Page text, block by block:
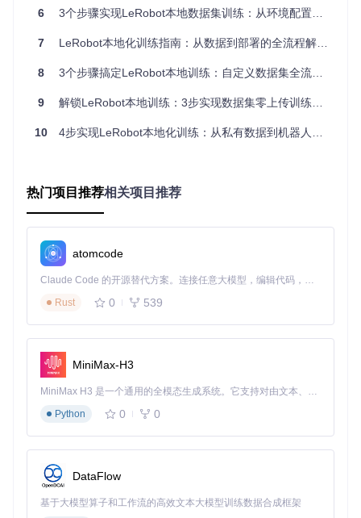
度
性
性
景
理
中 低 高
试
配置扩展 中 中 中
长期使
深度定
择。
三、实施步骤：从环境准备到模型训练
3.1 环境与数据准备
前置条件 ：
已克隆LeRobot仓库：git clone https://gitcode.co
episodes/
observations/
关键检查
：确保本地数据集路径无中文及特殊字符，权限设
3.2 源码修改实施
定位核心文件src/lerobot/datasets/factory.py
件负责数据集的加载逻辑。在LeRobotDataset初始化部分
（约88行）添加本地路径参数：
6 3个步骤实现LeRobot本地数据集训练：从环境配置到模型部署
7 LeRobot本地化训练指南：从数据到部署的全流程解决方案
8 3个步骤搞定LeRobot本地训练：自定义数据集全流程指南
9 解锁LeRobot本地训练：3步实现数据集零上传训练方案
10 4步实现LeRobot本地化训练：从私有数据到机器人控制的全流程方案
热门项目推荐相关项目推荐
atomcode
Claude Code 的开源替代方案。连接任意大模型，编辑代码，运行命令，自动验证 — 全自动执行。用 Rust 构建，极致性能。 ｜ An open-source alternative to Claude Code. Connect any LLM, edit code, run commands, and verify changes — autonomously. Built in Rust for speed. Get Started
Rust
0 539
MiniMax-H3
MiniMax H3 是一个通用的全模态生成系统。它支持对由文本、图像、视频和音频组成的多模态上下文进行统一理解，并能生成分辨率高达 2K、时长可达 15 秒的带原生立体声音频的视频。得益于面向任务泛化的系统设计，H3 在预训练阶段就已具备广泛的多模态上下文理解与生成能力，能够出色地执行复杂的多模态指令。
Python
0 0
DataFlow
基于大模型算子和工作流的高效文本大模型训练数据合成框架